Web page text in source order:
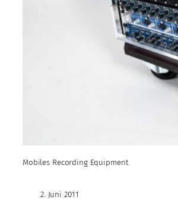
Mobiles Recording Equipment
2. Juni 2011